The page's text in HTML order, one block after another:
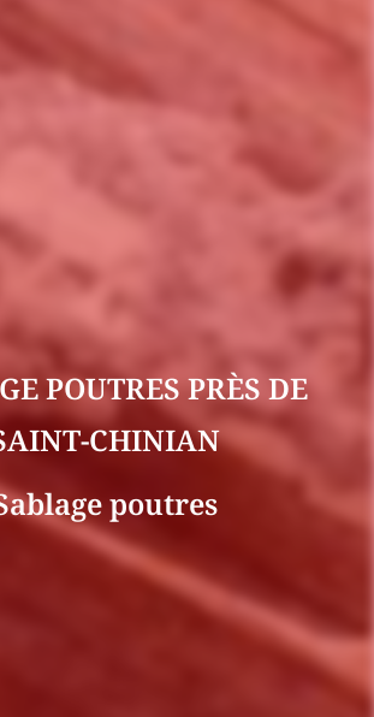
POUTRES PRÈS DE
CHINIAN
poutres